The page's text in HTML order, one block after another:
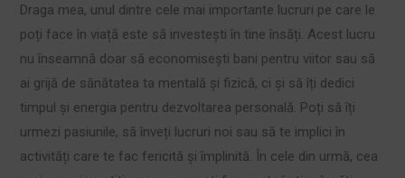
Draga mea, unul dintre cele mai importante lucruri pe care le
poți face în viață este să investești în tine însăți. Acest lucru
nu înseamnă doar să economisești bani pentru viitor sau să
ai grijă de sănătatea ta mentală și fizică, ci și să îți dedici
timpul și energia pentru dezvoltarea personală. Poți să îți
urmezi pasiunile, să înveți lucruri noi sau să te implici în
activități care te fac fericită și împlinită. În cele din urmă, cea